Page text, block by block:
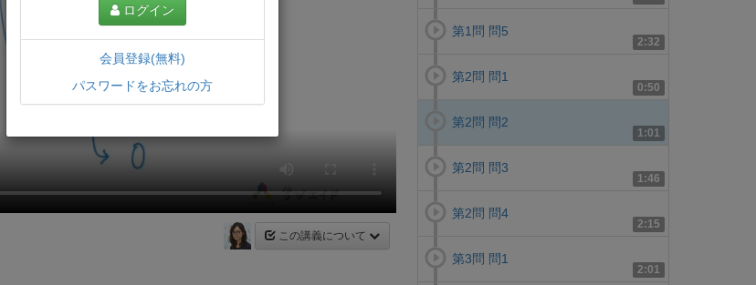
この講義について
2:32
第1問 問5
0:50
第2問 問1
1:01
第2問 問2
1:46
第2問 問3
2:15
第2問 問4
2:01
第3問 問1
ログイン
会員登録(無料)
パスワードをお忘れの方